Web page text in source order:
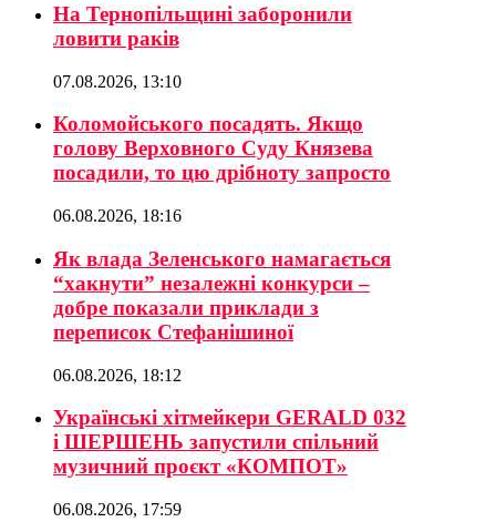
На Тернопільщині заборонили
ловити раків
07.08.2026, 13:10
Коломойського посадять. Якщо
голову Верховного Суду Князева
посадили, то цю дрібноту запросто
06.08.2026, 18:16
Як влада Зеленського намагається
“хакнути” незалежні конкурси –
добре показали приклади з
переписок Стефанішиної
06.08.2026, 18:12
Українські хітмейкери GERALD 032
і ШЕРШЕНЬ запустили спільний
музичний проєкт «КОМПОТ»
06.08.2026, 17:59